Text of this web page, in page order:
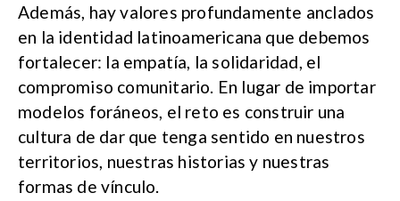
Además, hay valores profundamente anclados
en la identidad latinoamericana que debemos
fortalecer: la empatía, la solidaridad, el
compromiso comunitario. En lugar de importar
modelos foráneos, el reto es construir una
cultura de dar que tenga sentido en nuestros
territorios, nuestras historias y nuestras
formas de vínculo.